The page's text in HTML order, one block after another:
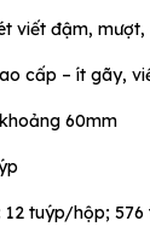
viết đậm,
cấp – ít gãy,
60mm
12 tuýp/hộp;